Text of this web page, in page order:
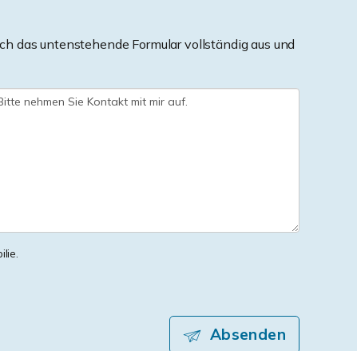
das untenstehende Formular vollständig aus und
Absenden